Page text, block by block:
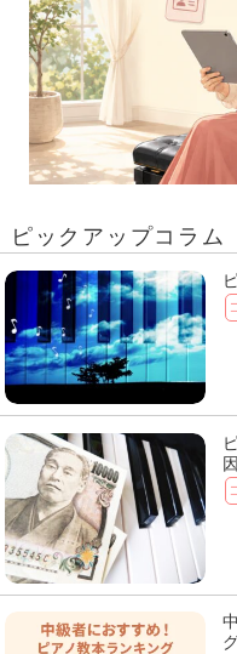
ピックアップコラム
因